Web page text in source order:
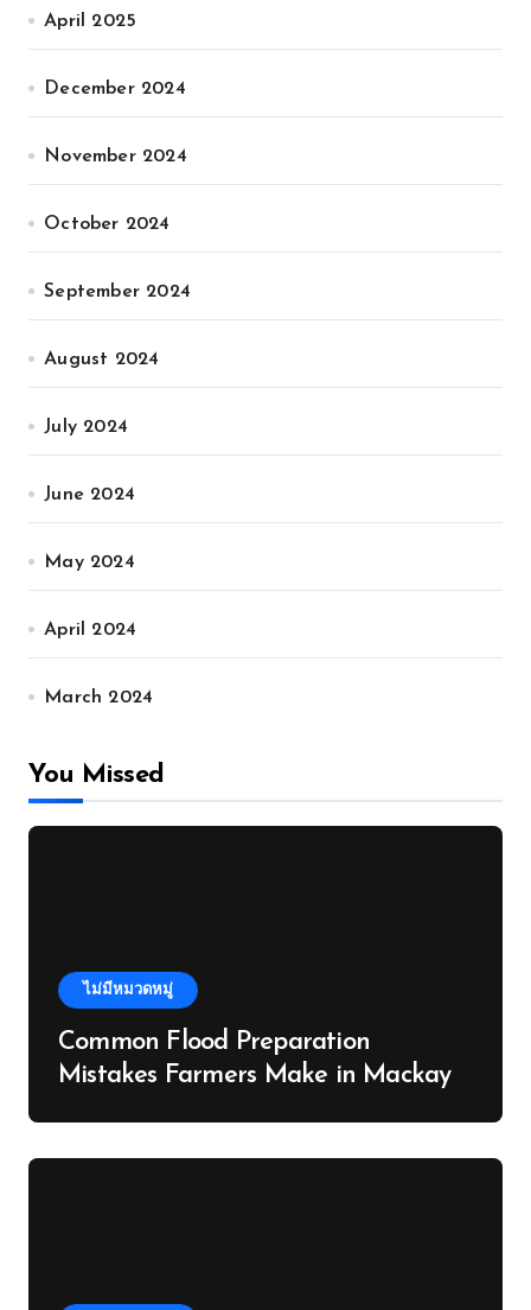
April 2025
December 2024
November 2024
October 2024
September 2024
August 2024
July 2024
June 2024
May 2024
April 2024
March 2024
You Missed
ไม่มีหมวดหมู่
Common Flood Preparation
Mistakes Farmers Make in Mackay